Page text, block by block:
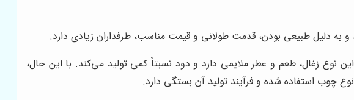
دلیل طبیعی بودن، قدمت طولانی و قیمت مناسب، طرفداران زیادی دارد.
نوع زغال، طعم و عطر ملایمی دارد و دود نسبتاً کمی تولید می‌کند. با این حال،
چوب استفاده شده و فرآیند تولید آن بستگی دارد.